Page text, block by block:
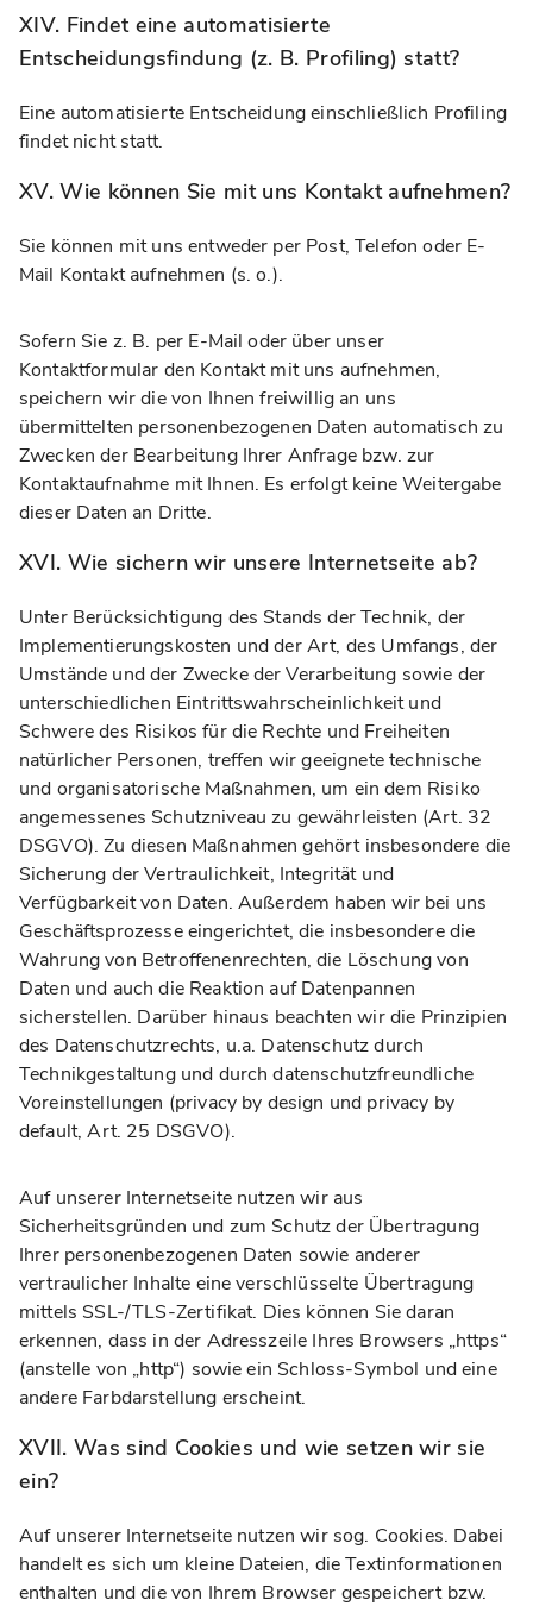
XIV. Findet eine automatisierte
Entscheidungsfindung (z. B. Profiling) statt?
Eine automatisierte Entscheidung einschließlich Profiling
findet nicht statt.
XV. Wie können Sie mit uns Kontakt aufnehmen?
Sie können mit uns entweder per Post, Telefon oder E-
Mail Kontakt aufnehmen (s. o.).
Sofern Sie z. B. per E-Mail oder über unser
Kontaktformular den Kontakt mit uns aufnehmen,
speichern wir die von Ihnen freiwillig an uns
übermittelten personenbezogenen Daten automatisch zu
Zwecken der Bearbeitung Ihrer Anfrage bzw. zur
Kontaktaufnahme mit Ihnen. Es erfolgt keine Weitergabe
dieser Daten an Dritte.
XVI. Wie sichern wir unsere Internetseite ab?
Unter Berücksichtigung des Stands der Technik, der
Implementierungskosten und der Art, des Umfangs, der
Umstände und der Zwecke der Verarbeitung sowie der
unterschiedlichen Eintrittswahrscheinlichkeit und
Schwere des Risikos für die Rechte und Freiheiten
natürlicher Personen, treffen wir geeignete technische
und organisatorische Maßnahmen, um ein dem Risiko
angemessenes Schutzniveau zu gewährleisten (Art. 32
DSGVO). Zu diesen Maßnahmen gehört insbesondere die
Sicherung der Vertraulichkeit, Integrität und
Verfügbarkeit von Daten. Außerdem haben wir bei uns
Geschäftsprozesse eingerichtet, die insbesondere die
Wahrung von Betroffenenrechten, die Löschung von
Daten und auch die Reaktion auf Datenpannen
sicherstellen. Darüber hinaus beachten wir die Prinzipien
des Datenschutzrechts, u.a. Datenschutz durch
Technikgestaltung und durch datenschutzfreundliche
Voreinstellungen (privacy by design und privacy by
default, Art. 25 DSGVO).
Auf unserer Internetseite nutzen wir aus
Sicherheitsgründen und zum Schutz der Übertragung
Ihrer personenbezogenen Daten sowie anderer
vertraulicher Inhalte eine verschlüsselte Übertragung
mittels SSL-/TLS-Zertifikat. Dies können Sie daran
erkennen, dass in der Adresszeile Ihres Browsers „https“
(anstelle von „http“) sowie ein Schloss-Symbol und eine
andere Farbdarstellung erscheint.
XVII. Was sind Cookies und wie setzen wir sie
ein?
Auf unserer Internetseite nutzen wir sog. Cookies. Dabei
handelt es sich um kleine Dateien, die Textinformationen
enthalten und die von Ihrem Browser gespeichert bzw.